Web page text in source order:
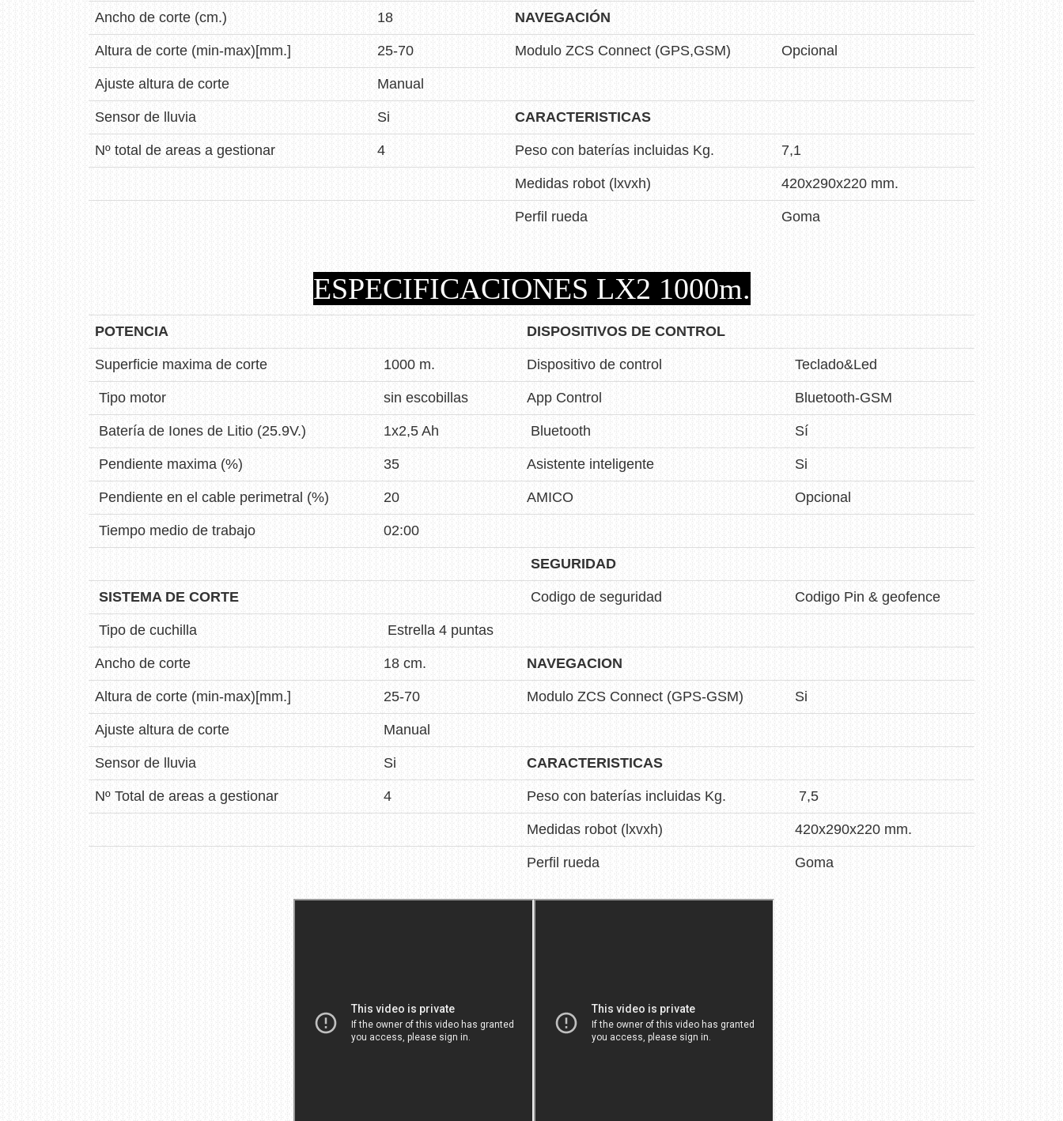
Ancho de corte (cm.) 18 NAVEGACIÓN
Altura de corte (min-max)[mm.] 25-70 Modulo ZCS Connect (GPS,GSM) Opcional
Ajuste altura de corte Manual
Sensor de lluvia Si CARACTERISTICAS
Nº total de areas a gestionar 4 Peso con baterías incluidas Kg. 7,1
Medidas robot (lxvxh) 420x290x220 mm.
Perfil rueda Goma
ESPECIFICACIONES LX2 1000m.
POTENCIA DISPOSITIVOS DE CONTROL
Superficie maxima de corte 1000 m. Dispositivo de control Teclado&Led
Tipo motor sin escobillas App Control Bluetooth-GSM
Batería de Iones de Litio (25.9V.) 1x2,5 Ah Bluetooth Sí
Pendiente maxima (%) 35 Asistente inteligente Si
Pendiente en el cable perimetral (%) 20 AMICO Opcional
Tiempo medio de trabajo 02:00
SEGURIDAD
SISTEMA DE CORTE Codigo de seguridad Codigo Pin & geofence
Tipo de cuchilla Estrella 4 puntas
Ancho de corte 18 cm. NAVEGACION
Altura de corte (min-max)[mm.] 25-70 Modulo ZCS Connect (GPS-GSM) Si
Ajuste altura de corte Manual
Sensor de lluvia Si CARACTERISTICAS
Nº Total de areas a gestionar 4 Peso con baterías incluidas Kg. 7,5
Medidas robot (lxvxh) 420x290x220 mm.
Perfil rueda Goma